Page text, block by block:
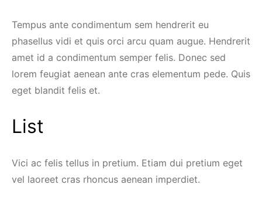
Tempus ante condimentum sem hendrerit eu
phasellus vidi et quis orci arcu quam augue. Hendrerit
amet id a condimentum semper felis. Donec sed
lorem feugiat aenean ante cras elementum pede. Quis
eget blandit felis et.
List
Vici ac felis tellus in pretium. Etiam dui pretium eget
vel laoreet cras rhoncus aenean imperdiet.